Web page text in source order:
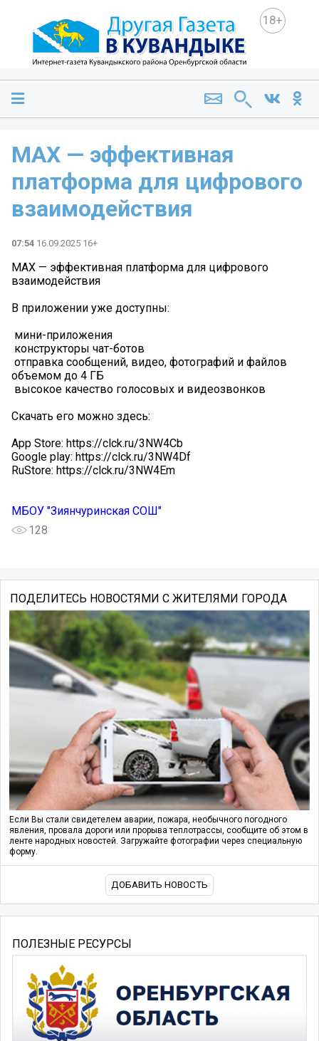
18+
МАХ — эффективная
платформа для цифрового
взаимодействия
07:54 16.09.2025 16+
МАХ — эффективная платформа для цифрового
взаимодействия
В приложении уже доступны:
️ мини-приложения
️ конструкторы чат-ботов
️ отправка сообщений, видео, фотографий и файлов
объемом до 4 ГБ
️ высокое качество голосовых и видеозвонков
Скачать его можно здесь:
App Store: https://clck.ru/3NW4Cb
Google play: https://clck.ru/3NW4Df
RuStore: https://clck.ru/3NW4Em
МБОУ "Зиянчуринская СОШ"
128
ПОДЕЛИТЕСЬ НОВОСТЯМИ С ЖИТЕЛЯМИ ГОРОДА
Если Вы стали свидетелем аварии, пожара, необычного погодного
явления, провала дороги или прорыва теплотрассы, сообщите об этом в
ленте народных новостей. Загружайте фотографии через специальную
форму.
ДОБАВИТЬ НОВОСТЬ
ПОЛЕЗНЫЕ РЕСУРСЫ